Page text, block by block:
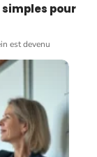
pour
est devenu